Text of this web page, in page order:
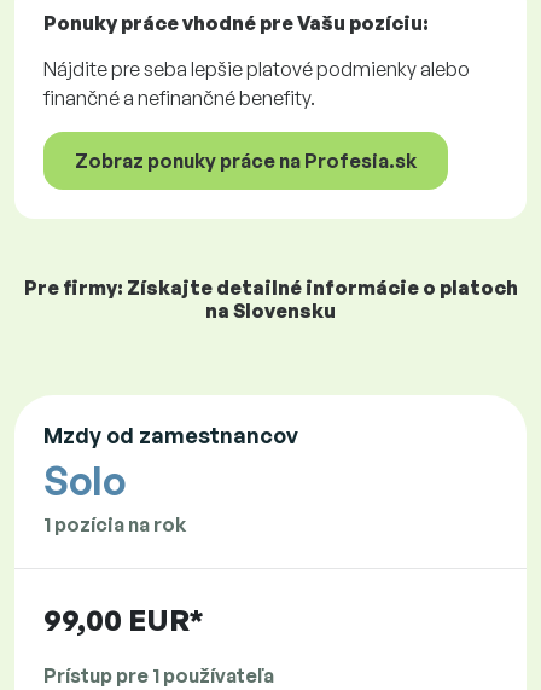
Ponuky prácevhodné pre Vašu pozíciu:
Nájdite pre seba lepšie platové podmienky alebo
finančné a nefinančné benefity.
Zobraz ponuky práce na Profesia.sk
Pre firmy: Získajte detailné informácie o platoch
na Slovensku
Mzdy od zamestnancov
Solo
1 pozícia na rok
99,00 EUR*
Prístup pre 1 používateľa